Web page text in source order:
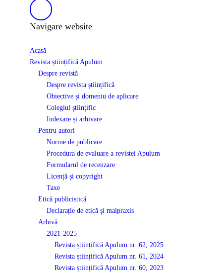
Navigare website
Acasă
Revista științifică Apulum
Despre revistă
Despre revista științifică
Obiective și domeniu de aplicare
Colegiul științific
Indexare și arhivare
Pentru autori
Norme de publicare
Procedura de evaluare a revistei Apulum
Formularul de recenzare
Licență și copyright
Taxe
Etică publicistică
Declarație de etică și malpraxis
Arhivă
2021-2025
Revista științifică Apulum nr. 62, 2025
Revista științifică Apulum nr. 61, 2024
Revista științifică Apulum nr. 60, 2023